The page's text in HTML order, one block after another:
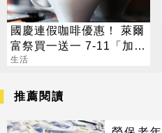
國慶連假咖啡優惠！ 萊爾
富祭買一送一 7-11「加
10元多1杯」
生活
推薦閱讀